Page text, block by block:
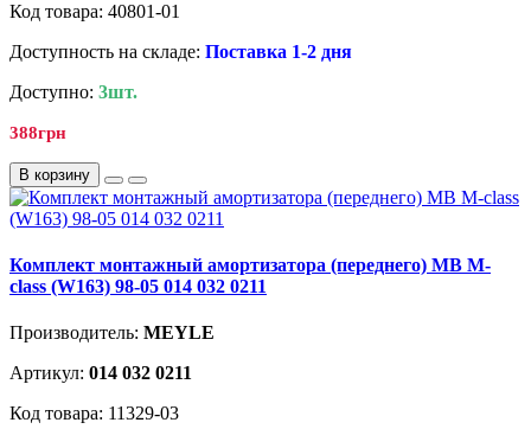
Код товара: 40801-01
Доступность на складе: Поставка 1-2 дня
Доступно: 3шт.
388грн
В корзину
Комплект монтажный амортизатора (переднего) MB M-
class (W163) 98-05 014 032 0211
Производитель: MEYLE
Артикул: 014 032 0211
Код товара: 11329-03